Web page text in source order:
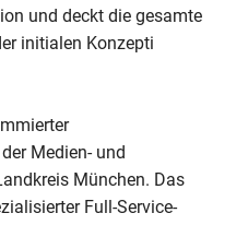
und deckt die gesamte
initialen Konzepti
Medien- und
München. Das
Full-Service-